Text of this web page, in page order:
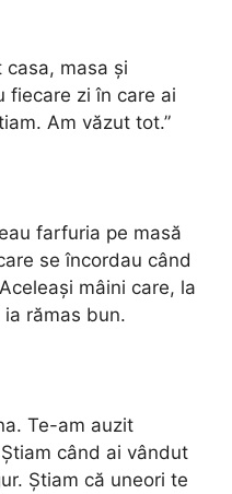
masa și
fiecare zi în care ai
Am văzut tot.”
farfuria pe masă
se încordau când
mâini care, la
rămas bun.
Te-am auzit
când ai vândut
Știam că uneori te